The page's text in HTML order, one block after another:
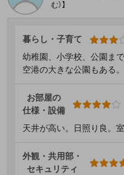
む）】
暮らし・子育て
幼稚園、小学校、公園ま
空港の大きな公園もある。
お部屋の
仕様・設備
天井が高い。日照り良。
外観・共用部・
セキュリティ